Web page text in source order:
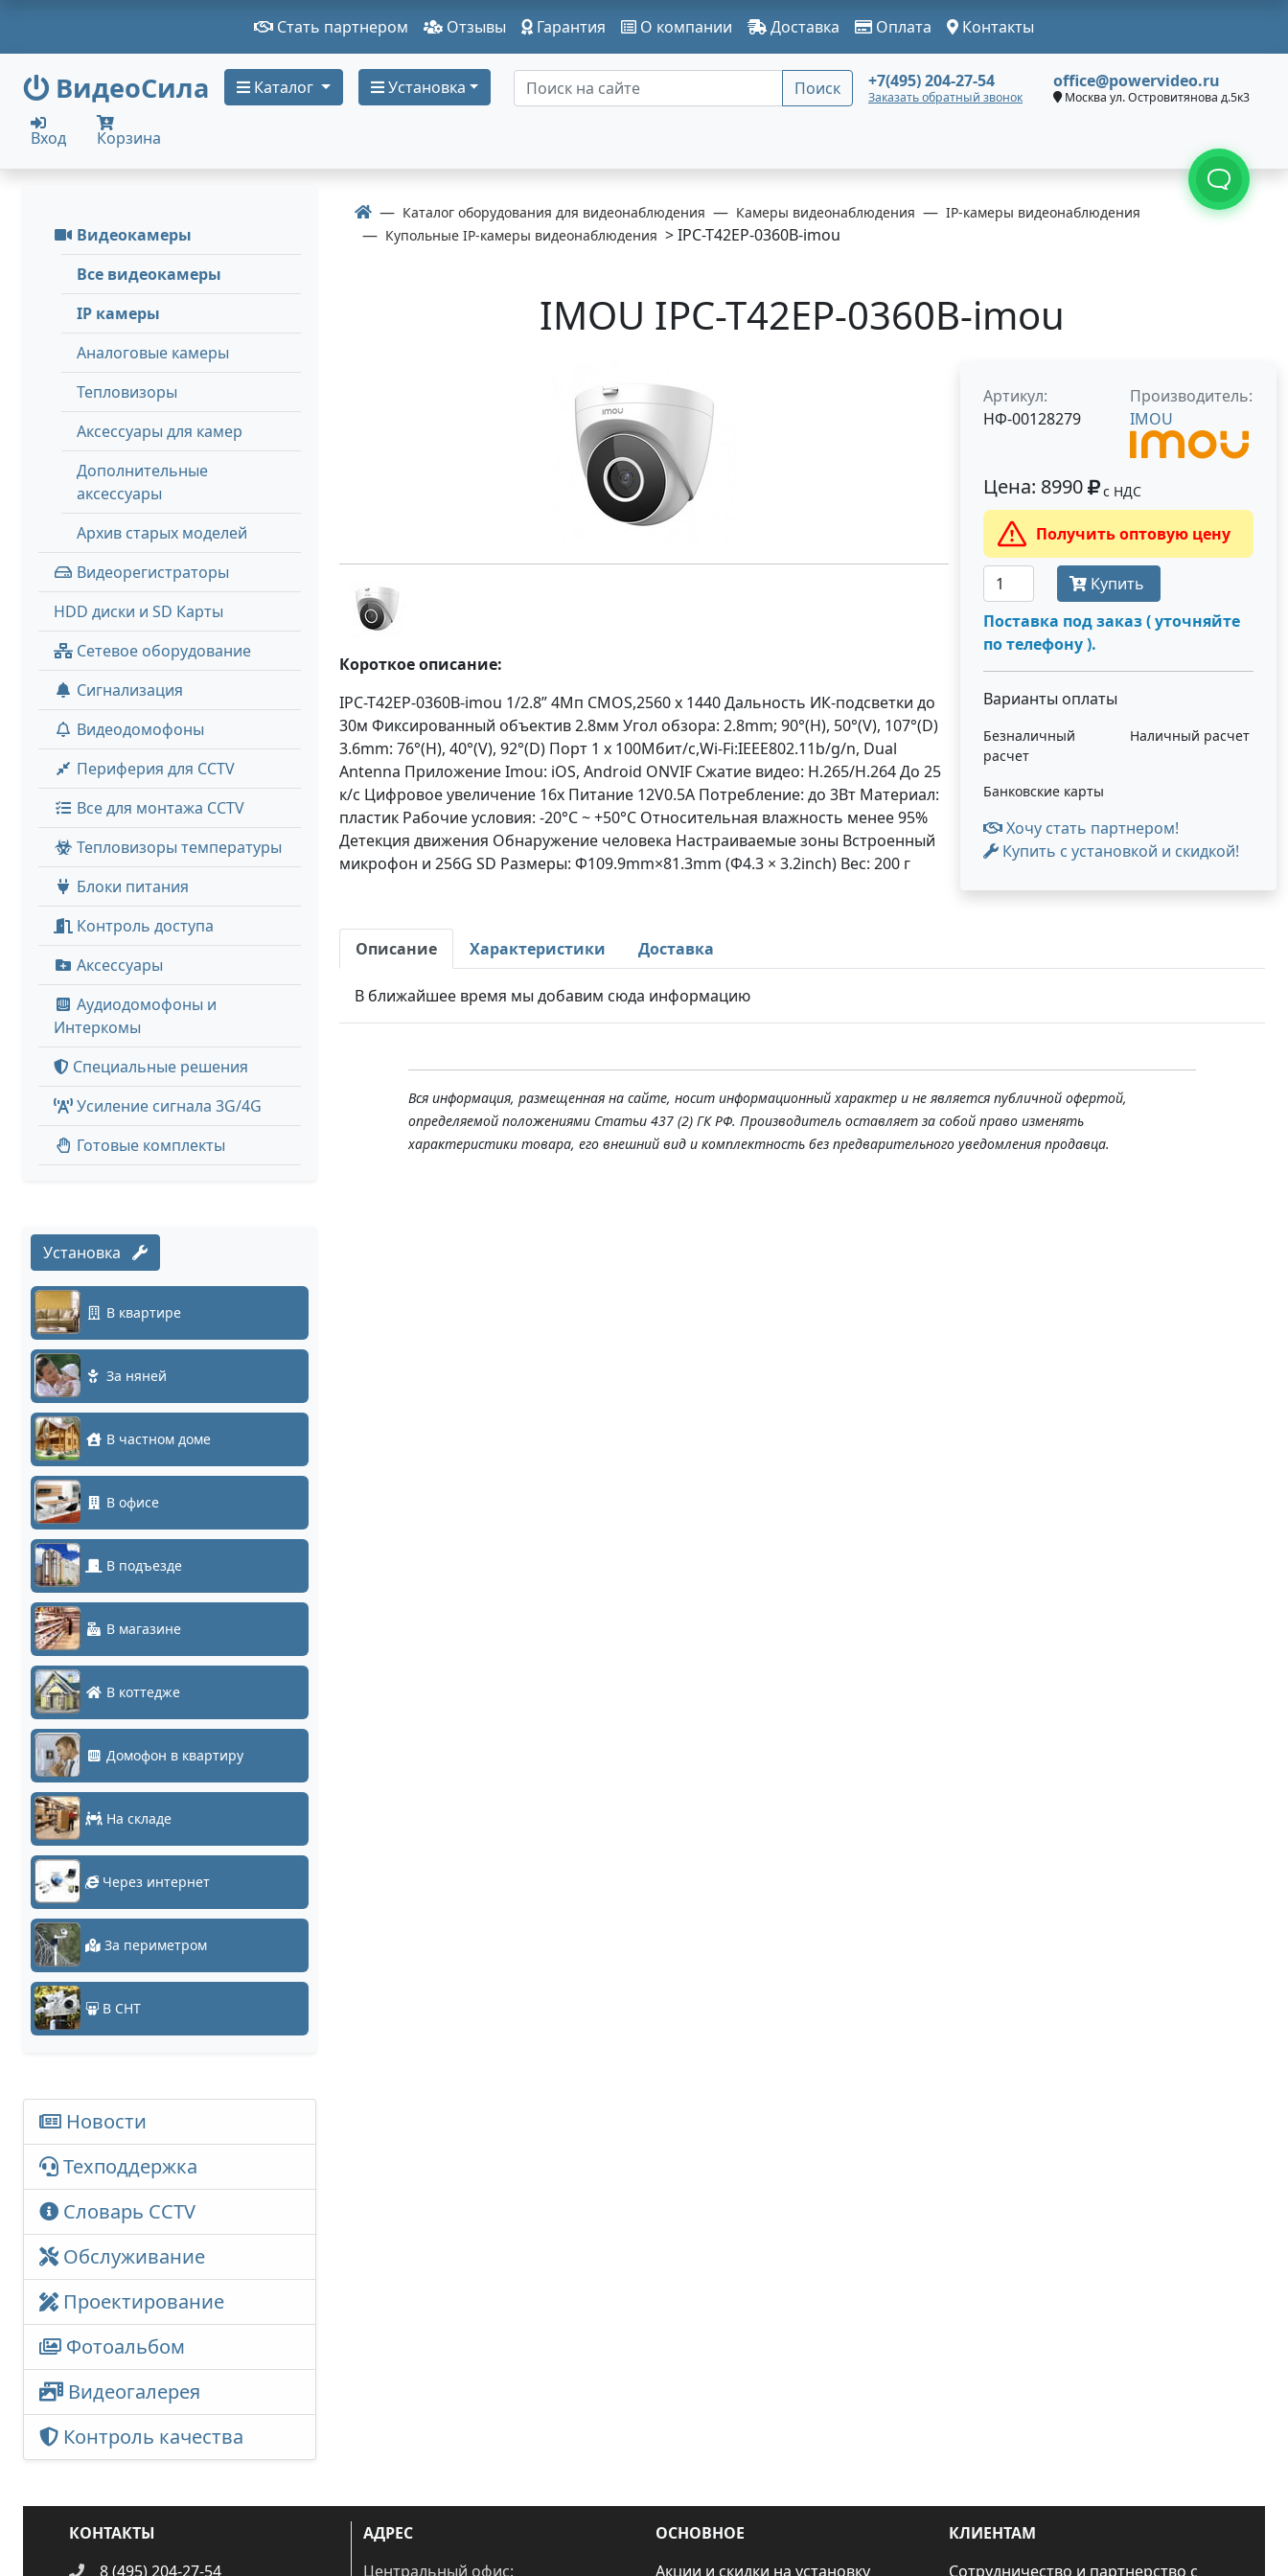
Стать партнером Отзывы Гарантия О компании Доставка Оплата Контакты
ВидеоСила Каталог Установка Поиск +7(495) 204-27-54
Заказать обратный звонок
office@powervideo.ru
Москва ул. Островитянова д.5к3
Вход Корзина
Видеокамеры
Все видеокамеры
IP камеры
Аналоговые камеры
Тепловизоры
Аксессуары для камер
Дополнительные
аксессуары
Архив старых моделей
Видеорегистраторы
HDD диски и SD Карты
Сетевое оборудование
Сигнализация
Видеодомофоны
Периферия для CCTV
Все для монтажа CCTV
Тепловизоры температуры
Блоки питания
Контроль доступа
Аксессуары
Аудиодомофоны и
Интеркомы
Специальные решения
Усиление сигнала 3G/4G
Готовые комплекты
Установка
В квартире
За няней
В частном доме
В офисе
В подъезде
В магазине
В коттедже
Домофон в квартиру
На складе
Через интернет
За периметром
В СНТ
Новости
Техподдержка
Словарь CCTV
Обслуживание
Проектирование
Фотоальбом
Видеогалерея
Контроль качества
Каталог оборудования для видеонаблюдения Камеры видеонаблюдения
IP-камеры видеонаблюдения
Купольные IP-камеры видеонаблюдения > IPC-T42EP-0360B-imou
IMOU IPC-T42EP-0360B-imou
Короткое описание:
IPC-T42EP-0360B-imou 1/2.8” 4Мп CMOS,2560 x 1440 Дальность ИК-подсветки до
30м Фиксированный объектив 2.8мм Угол обзора: 2.8mm; 90°(H), 50°(V), 107°(D)
3.6mm: 76°(H), 40°(V), 92°(D) Порт 1 x 100Мбит/с,Wi-Fi:IEEE802.11b/g/n, Dual
Antenna Приложение Imou: iOS, Android ONVIF Сжатие видео: H.265/H.264 До 25
к/с Цифровое увеличение 16x Питание 12V0.5A Потребление: до 3Вт Материал:
пластик Рабочие условия: -20°C ~ +50°C Относительная влажность менее 95%
Детекция движения Обнаружение человека Настраиваемые зоны Встроенный
микрофон и 256G SD Размеры: Φ109.9mm×81.3mm (Φ4.3 × 3.2inch) Вес: 200 г
Артикул:
НФ-00128279
Производитель:
IMOU
Цена: 8990 с НДС
Купить
Поставка под заказ ( уточняйте
по телефону ).
Варианты оплаты
Безналичный
расчет
Наличный расчет
Банковские карты
Хочу стать партнером!
Купить с установкой и скидкой!
Описание Характеристики Доставка
В ближайшее время мы добавим сюда информацию
Вся информация, размещенная на сайте, носит информационный характер и не является публичной офертой,
определяемой положениями Статьи 437 (2) ГК РФ. Производитель оставляет за собой право изменять
характеристики товара, его внешний вид и комплектность без предварительного уведомления продавца.
КОНТАКТЫ
8 (495) 204-27-54
АДРЕС
Центральный офис:
ОСНОВНОЕ
Акции и скидки на установку
КЛИЕНТАМ
Сотрудничество и партнерство с